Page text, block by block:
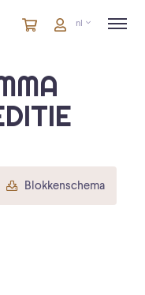
Winkelmandje
artikelen
Account
nl
Blokkenschema